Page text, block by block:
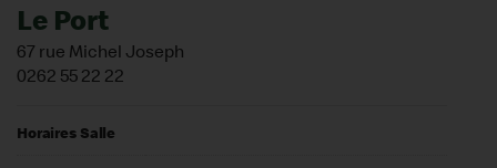
Le Port
67 rue Michel Joseph
0262 55 22 22
Horaires Salle